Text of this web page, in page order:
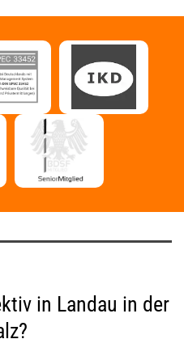
in Landau in der